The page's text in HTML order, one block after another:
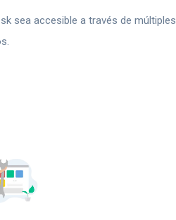
sea accesible a través de múltiples